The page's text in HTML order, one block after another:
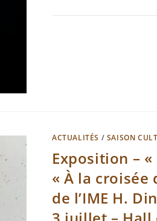
ACTUALITÉS / SAISON
Exposition –
« À la croisée
de l’IME H.